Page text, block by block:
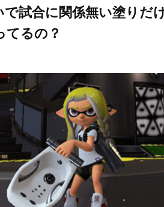
で試合に関係無い塗りだ
てるの？